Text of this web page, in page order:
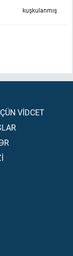
kuşkulanmış
VİDCET